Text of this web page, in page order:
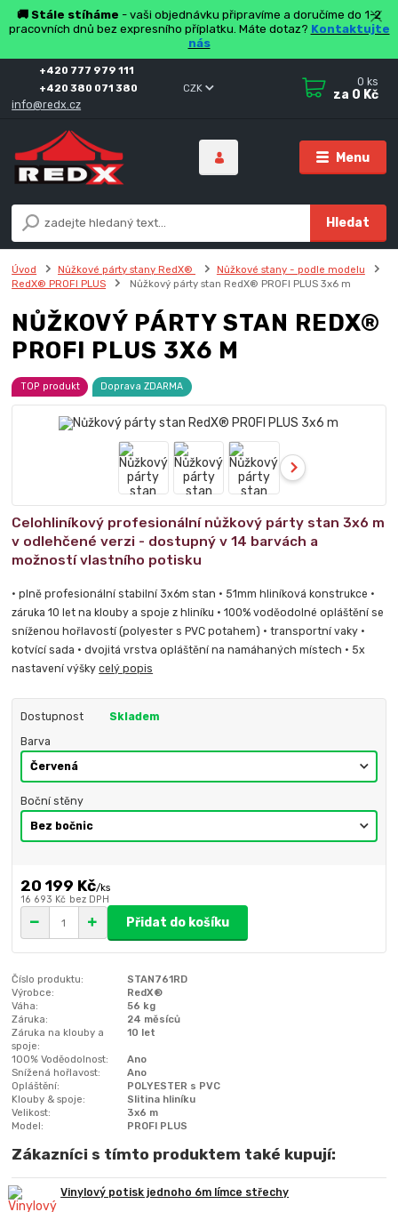
🚚 Stále stíháme - vaši objednávku připravíme a doručíme do 1-2
pracovních dnů bez expresního příplatku. Máte dotaz? Kontaktujte
nás
Menu
CZK
Hledat
+420 777 979 111
+420 380 071 380
info@redx.cz
0 ks
za 0 Kč
Úvod Nůžkové párty stany RedX®
Nůžkové stany - podle modelu
RedX® PROFI PLUS
Nůžkový párty stan RedX® PROFI PLUS 3x6 m
NŮŽKOVÝ PÁRTY STAN REDX®
PROFI PLUS 3X6 M
TOP produkt Doprava ZDARMA
Celohliníkový profesionální nůžkový párty stan 3x6 m
v odlehčené verzi - dostupný v 14 barvách a
možností vlastního potisku
• plně profesionální stabilní 3x6m stan • 51mm hliníková konstrukce •
záruka 10 let na klouby a spoje z hliníku • 100% voděodolné opláštění se
sníženou hořlavostí (polyester s PVC potahem) • transportní vaky •
kotvící sada • dvojitá vrstva opláštění na namáhaných místech • 5x
nastavení výškycelý popis
Dostupnost Skladem
Barva
Boční stěny
20 199 Kč/ks
16 693 Kč bez DPH
Přidat do košíku
Číslo produktu:
STAN761RD
Výrobce:
RedX®
Váha:
56 kg
Záruka:
24 měsíců
Záruka na klouby a
spoje:
10 let
100% Voděodolnost:
Ano
Snížená hořlavost:
Ano
Opláštění:
POLYESTER s PVC
Klouby & spoje:
Slitina hliníku
Velikost:
3x6 m
Model:
PROFI PLUS
Zákazníci s tímto produktem také kupují:
Vinylový potisk jednoho 6m límce střechy